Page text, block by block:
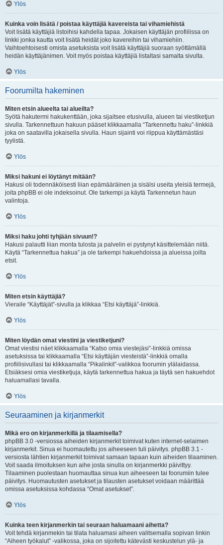
Ylös
Kuinka voin lisätä / poistaa käyttäjiä kavereista tai vihamiehistä
Voit lisätä käyttäjiä listoihisi kahdella tapaa. Jokaisen käyttäjän profiilissa on
linkki jonka kautta voit lisätä heidät joko kavereihin tai vihamiehiin.
Vaihtoehtoisesti omista asetuksista voit lisätä käyttäjiä suoraan syöttämällä
heidän käyttäjänimen. Voit myös poistaa käyttäjiä listaltasi samalta sivulta.
Ylös
Foorumilta hakeminen
Miten etsin alueelta tai alueilta?
Syötä hakutermi hakukenttään, joka sijaitsee etusivulla, alueen tai viestiketjun
sivulla. Tarkennettuun hakuun pääset klikkaamalla “Tarkennettu haku”-linkkiä
joka on saatavilla jokaisella sivulla. Haun sijainti voi riippua käyttämästäsi
tyylistä.
Ylös
Miksi hakuni ei löytänyt mitään?
Hakusi oli todennäköisesti liian epämääräinen ja sisälsi useita yleisiä termejä,
joita phpBB ei ole indeksoinut. Ole tarkempi ja käytä Tarkennetun haun
valintoja.
Ylös
Miksi haku johti tyhjään sivuun!?
Hakusi palautti liian monta tulosta ja palvelin ei pystynyt käsittelemään niitä.
Käytä “Tarkennettua hakua” ja ole tarkempi hakuehdoissa ja alueissa joilta
etsit.
Ylös
Miten etsin käyttäjiä?
Vieraile “Käyttäjät”-sivulla ja klikkaa “Etsi käyttäjä”-linkkiä.
Ylös
Miten löydän omat viestini ja viestiketjuni?
Omat viestisi näet klikkaamalla “Katso omia viestejäsi”-linkkiä omissa
asetuksissa tai klikkaamalla “Etsi käyttäjän viesteistä”-linkkiä omalla
profiilisivullasi tai klikkaamalla “Pikalinkit”-valikkoa foorumin ylälaidassa.
Etsiäksesi omia viestiketjuja, käytä tarkennettua hakua ja täytä sen hakuehdot
haluamallasi tavalla.
Ylös
Seuraaminen ja kirjanmerkit
Mikä ero on kirjanmerkillä ja tilaamisella?
phpBB 3.0 -versiossa aiheiden kirjanmerkit toimivat kuten internet-selaimen
kirjanmerkit. Sinua ei huomautettu jos aiheeseen tuli päivitys. phpBB 3.1 -
versiosta lähtien kirjanmerkit toimivat samaan tapaan kuin aiheiden tilaaminen.
Voit saada ilmoituksen kun aihe josta sinulla on kirjanmerkki päivittyy.
Tilaaminen puolestaan huomauttaa sinua kun aiheeseen tai foorumiin tulee
päivitys. Huomautusten asetukset ja tilausten asetukset voidaan määrittää
omissa asetuksissa kohdassa “Omat asetukset”.
Ylös
Kuinka teen kirjanmerkin tai seuraan haluamaani aihetta?
Voit tehdä kirjanmekin tai tilata haluamasi aiheen valitsemalla sopivan linkin
“Aiheen työkalut” -valikossa, joka on sijoitettu kätevästi keskustelun ylä- ja